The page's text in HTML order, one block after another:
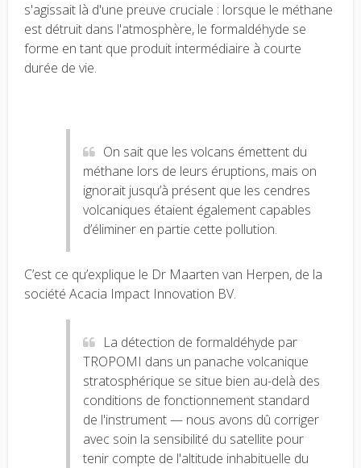
s'agissait là d'une preuve cruciale : lorsque le méthane
est détruit dans l'atmosphère, le formaldéhyde se
forme en tant que produit intermédiaire à courte
durée de vie.
On sait que les volcans émettent du
méthane lors de leurs éruptions, mais on
ignorait jusqu’à présent que les cendres
volcaniques étaient également capables
d’éliminer en partie cette pollution.
C’est ce qu’explique le Dr Maarten van Herpen, de la
société Acacia Impact Innovation BV.
La détection de formaldéhyde par
TROPOMI dans un panache volcanique
stratosphérique se situe bien au-delà des
conditions de fonctionnement standard
de l'instrument — nous avons dû corriger
avec soin la sensibilité du satellite pour
tenir compte de l'altitude inhabituelle du